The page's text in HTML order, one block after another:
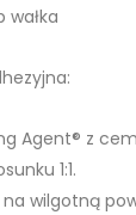
wałka
Agent® z
1:1.
wilgotną